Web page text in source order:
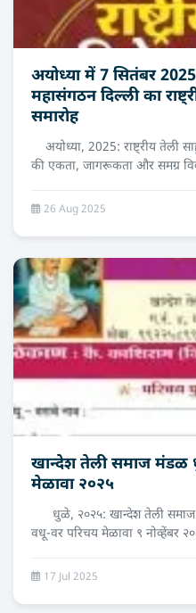
अयोध्या में 7 सितंबर 2025
महासंगठन दिल्ली का
समारोह
अयोध्या, 2025: राष्ट्रीय तेली
की एकता, जागरूकता और समग्र
26 Aug 2025
खान्देश तेली समाज मंडळ
मेळावा २०२५
धुळे, २०२५: खान्देश तेली समाज
वधू-वर परिचय मेळावा ९ नोव्हेंबर
17 Jul 2025